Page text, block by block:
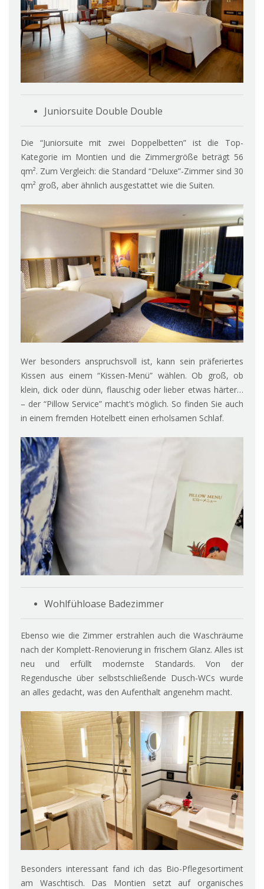
Juniorsuite Double Double
Die “Juniorsuite mit zwei Doppelbetten” ist die Top-
Kategorie im Montien und die Zimmergröße beträgt 56
qm². Zum Vergleich: die Standard “Deluxe”-Zimmer sind 30
qm² groß, aber ähnlich ausgestattet wie die Suiten.
Wer besonders anspruchsvoll ist, kann sein präferiertes
Kissen aus einem “Kissen-Menü” wählen. Ob groß, ob
klein, dick oder dünn, flauschig oder lieber etwas härter…
– der “Pillow Service” macht’s möglich. So finden Sie auch
in einem fremden Hotelbett einen erholsamen Schlaf.
Wohlfühloase Badezimmer
Ebenso wie die Zimmer erstrahlen auch die Waschräume
nach der Komplett-Renovierung in frischem Glanz. Alles ist
neu und erfüllt modernste Standards. Von der
Regendusche über selbstschließende Dusch-WCs wurde
an alles gedacht, was den Aufenthalt angenehm macht.
Besonders interessant fand ich das Bio-Pflegesortiment
am Waschtisch. Das Montien setzt auf organisches